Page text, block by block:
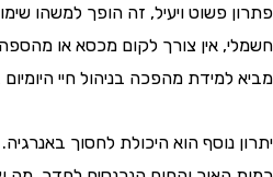
פשוט ויעיל, זה הופך למשהו שימושי
אין צורך לקום מכסא או מהספה
מהפכה בניהול חיי היומיום
נוסף הוא היכולת לחסוך באנרגיה.